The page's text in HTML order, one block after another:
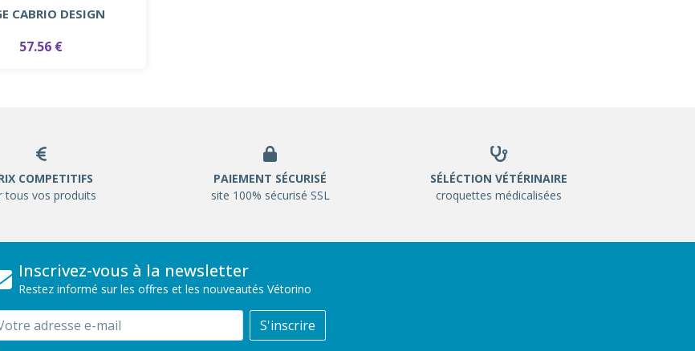
CABRIO DESIGN
57.56 €
COMPETITIFS
tous vos produits
PAIEMENT SÉCURISÉ
site 100% sécurisé SSL
SÉLÉCTION VÉTÉRINAIRE
croquettes médicalisées
Inscrivez-vous à la newsletter
Restez informé sur les offres et les nouveautés Vétorino
S'inscrire